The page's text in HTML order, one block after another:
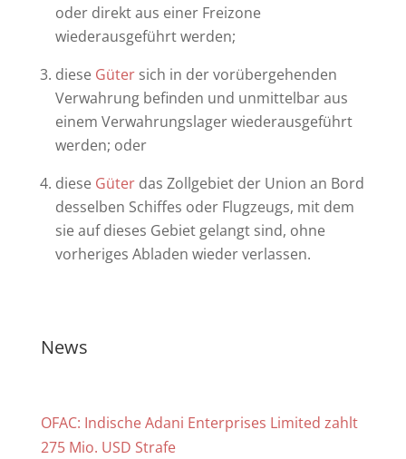
oder direkt aus einer Freizone
wiederausgeführt werden;
diese Gütersich in der vorübergehenden
Verwahrung befinden und unmittelbar aus
einem Verwahrungslager wiederausgeführt
werden; oder
diese Güterdas Zollgebiet der Union an Bord
desselben Schiffes oder Flugzeugs, mit dem
sie auf dieses Gebiet gelangt sind, ohne
vorheriges Abladen wieder verlassen.
News
OFAC: Indische Adani Enterprises Limited zahlt
275 Mio. USD Strafe